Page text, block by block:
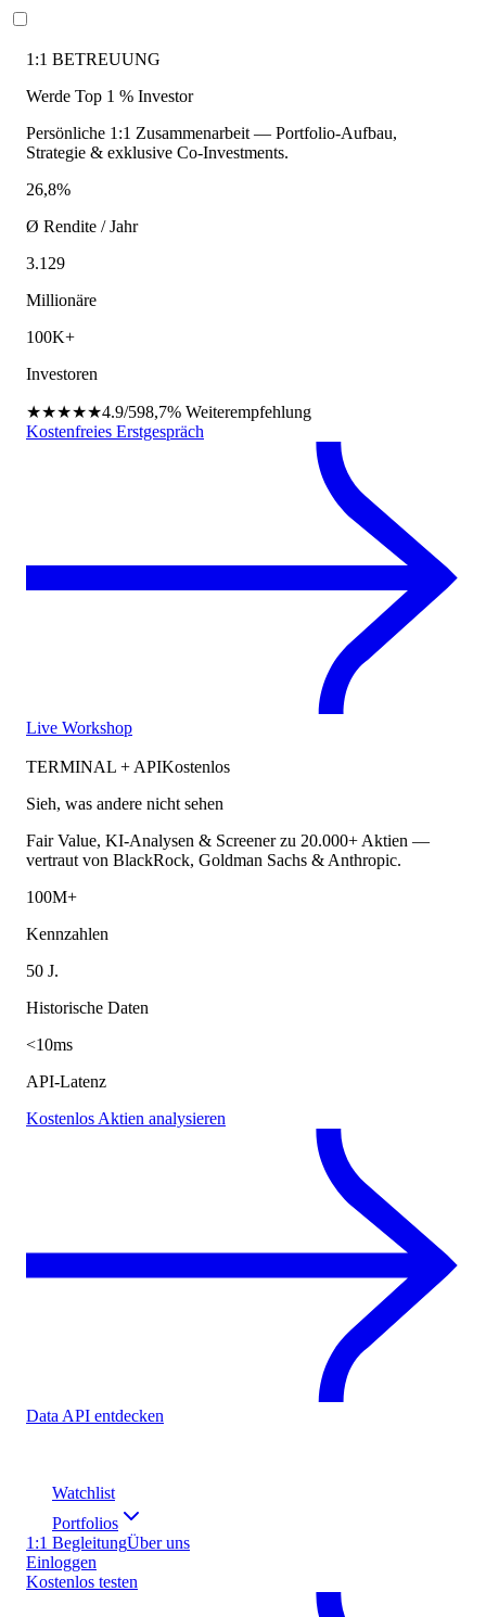
1:1 BETREUUNG
Werde Top 1 % Investor
Persönliche 1:1 Zusammenarbeit — Portfolio-Aufbau,
Strategie & exklusive Co-Investments.
26,8%
Ø Rendite / Jahr
3.129
Millionäre
100K+
Investoren
★★★★★4.9/598,7% Weiterempfehlung
Kostenfreies Erstgespräch
Live Workshop
TERMINAL + APIKostenlos
Sieh, was andere nicht sehen
Fair Value, KI-Analysen & Screener zu 20.000+ Aktien —
vertraut von BlackRock, Goldman Sachs & Anthropic.
100M+
Kennzahlen
50 J.
Historische Daten
<10ms
API-Latenz
Kostenlos Aktien analysieren
Data API entdecken
Watchlist
Portfolios
1:1 BegleitungÜber uns
Einloggen
Kostenlos testen